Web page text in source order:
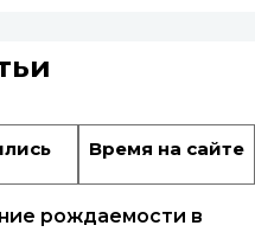
Время на сайте
рождаемости в